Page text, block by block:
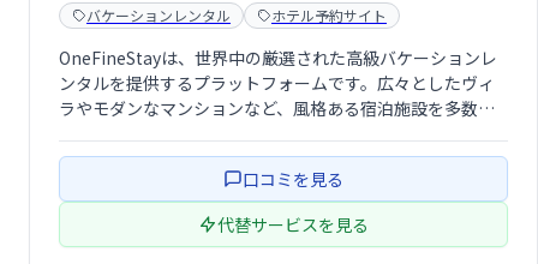
バケーションレンタル ホテル予約サイト
OneFineStayは、世界中の厳選された高級バケーションレ
ンタルを提供するプラットフォームです。広々としたヴィ
ラやモダンなマンションなど、風格ある宿泊施設を多数取
します。手厚いサービスと一流の物件で、高級志向の旅行
者の皆様に、忘れられない思い出 …
口コミを見る
代替サービスを見る